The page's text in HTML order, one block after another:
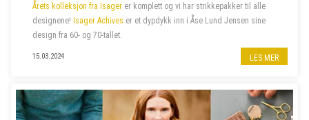
Årets kolleksjon fra Isager er komplett og vi har strikkepakker til alle
designene! Isager Achives er et dypdykk inn i Åse Lund Jensen sine
design fra 60- og 70-tallet.
15.03.2024 LES MER